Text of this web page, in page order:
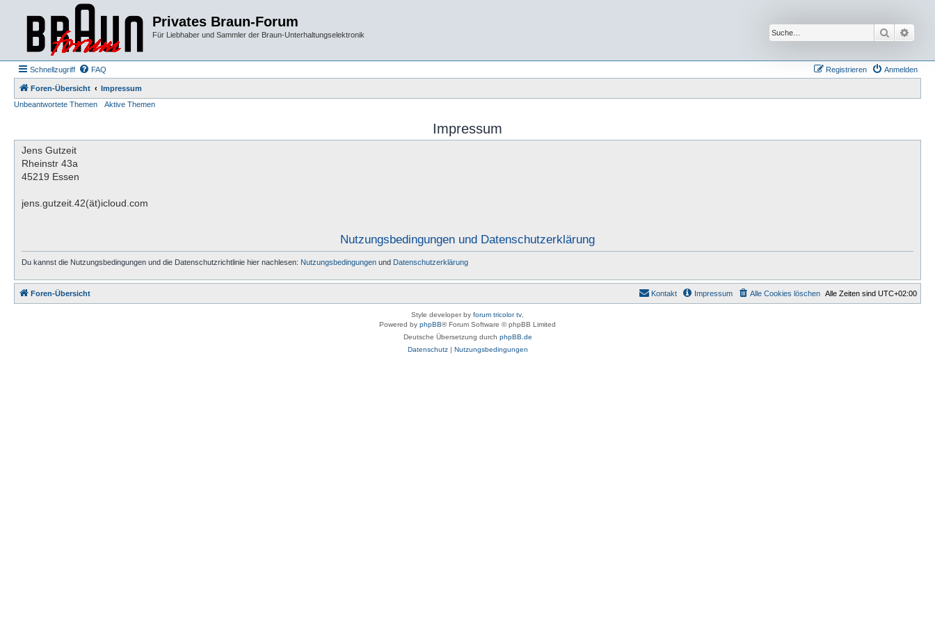
Privates Braun-Forum
Für Liebhaber und Sammler der Braun-Unterhaltungselektronik Suche
Schnellzugriff FAQ Anmelden
Registrieren
Foren-Übersicht
Impressum
Unbeantwortete Themen
Aktive Themen
Impressum
Jens Gutzeit
Rheinstr 43a
45219 Essen
jens.gutzeit.42(ät)icloud.com
Nutzungsbedingungen und Datenschutzerklärung
Du kannst die Nutzungsbedingungen und die Datenschutzrichtlinie hier nachlesen: Nutzungsbedingungen und Datenschutzerklärung
Foren-Übersicht Alle Zeiten sind UTC+02:00
Alle Cookies löschen
Impressum
Kontakt
Style developer by forum tricolor tv
Powered by phpBB® Forum Software © phpBB Limited
Deutsche Übersetzung durch phpBB.de
Datenschutz| Nutzungsbedingungen